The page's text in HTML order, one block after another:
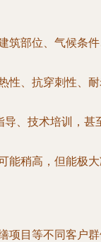
筑部位、气候条
性、抗穿刺性、
、技术培训，
能稍高，但能极
目等不同客户